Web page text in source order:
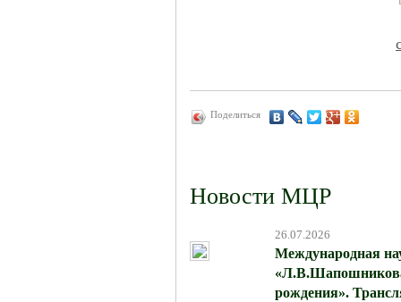
Поделиться
Новости МЦР
26.07.2026
Международная
рождения».